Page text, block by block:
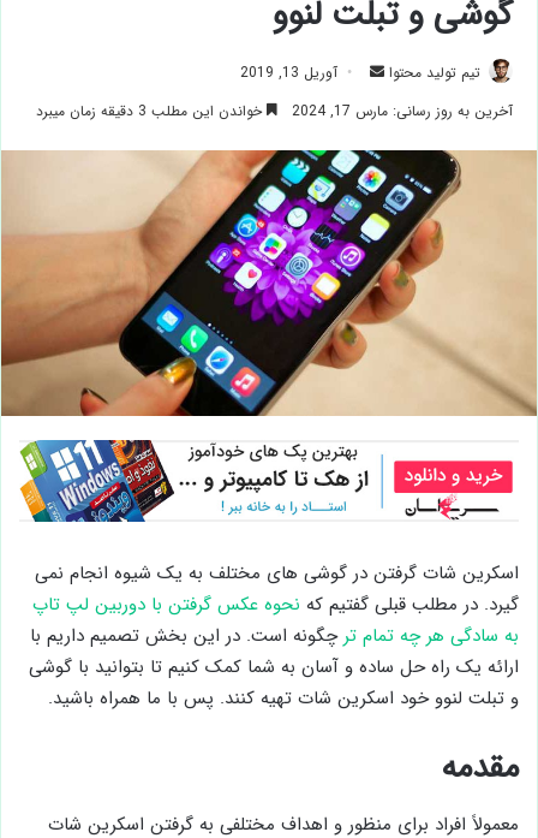
گوشی و تبلت لنوو
تیم تولید محتوا
ارسال
ایمیل
آوریل 13, 2019
آخرین به روز رسانی: مارس 17, 2024
خواندن این مطلب 3 دقیقه زمان میبرد
اسکرین شات گرفتن در گوشی های مختلف به یک شیوه انجام نمی
گیرد. در مطلب قبلی گفتیم که نحوه عکس گرفتن با دوربین لپ تاپ
به سادگی هر چه تمام ترچگونه است. در این بخش تصمیم داریم با
ارائه یک راه حل ساده و آسان به شما کمک کنیم تا بتوانید با گوشی
و تبلت لنوو خود اسکرین شات تهیه کنند. پس با ما همراه باشید.
مقدمه
معمولاً افراد برای منظور و اهداف مختلفی به گرفتن اسکرین شات